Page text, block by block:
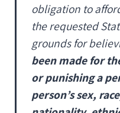
obligation to
the requested
grounds for
been made for
or punishing a
person’s sex,